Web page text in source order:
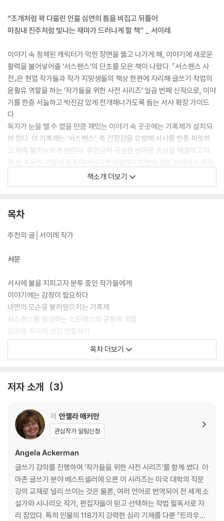
“조개처럼 꽉 다물린 인물 심연의 틈을 비집고 뒤틀어
마침내 진주처럼 빛나는 재미가 드러나게 할 책” _ 서이레
이야기 속 정체된 캐릭터가 막힌 장면을 뚫고 나가게 해, 이야기에 새로운
활력을 불어넣어줄 ‘서스펜스’의 단초를 모은 책이 나왔다. 『서스펜스 사
전』은 현업 작가들과 작가 지망생들의 책상 한편에 자리해 글쓰기 작업의
윤활유 역할을 하는 ‘작가들을 위한 사전 시리즈’ 일곱 번째 신작으로, 이야
기를 한층 서늘하고 박진감 있게 전개해나가도록 돕는 서사 확장 가이드
다.
독자가 눈을 뗄 수 없을 만큼 재밌는 이야기 속 곳곳에는 기폭제가 설치되
어 있다. 이 기폭제는 ‘서스펜스’, 즉 긴장감을 유발해 서사를 한층 짜릿하
고 예측 불가능하게 만든다. 주인공이 극심한 번아웃 증상을 해결하고자
몇 번 복용한 약물에 중독돼버린다면 어떨까? 최면에 걸린 상태에서 캐릭
터가 극비 정보를 누설한다면? 다양한 상황을 연출해 캐릭터를 궁지로 몰
아넣어 감정을 자극하면 이야기는 자연스레 다음 사건이나 장면으로 넘어
52가지 전략을 다방면으로 꼼꼼하게 제시한다. 감금, 고문, 빙의, 임신, 최
태를 숨기려는 행동과 그러다 벌어질 법한 최악의 상황 수십 가지를 구체
한 단계 끌어올릴 유용한 팁처럼 실용적인 내용도 빠질 수 없다. 그뿐만 아
니라 이야기에 감정이 필요한 이유, 내면의 모순을 불러일으키는 법, 기폭
제를 심을 최적의 위치 등 서사를 탄탄하게 형성하는 데 반드시 필요한 기
본기 설명도 함께 정리되어 있다. 어떤 명령도 순순히 따르고 항상 평화롭
기만 한 캐릭터는 독자를 매혹할 수 없다. 독자를 이야기의 마지막까지 끌
고 가는 진정한 힘은 숨 막히는 갈등 상황에서 나온다. 지금 쓰고 있는 이야
기가 막다른 골목에 다다라 돌파구가 필요하다면, 너무 뻔한 스토리 전략
책소개 더보기
목차
추천의 글│서이레 작가
서문
서사에 불을 지피고자 분투 중인 작가들에게
이야기에는 감정이 필요하다
내면의 모순을 불러일으키는 기폭제
서스펜스를 형성하는 스트레스의 긍정적 역할
감정을 자극해 성장 연출하기
캐릭터를 움직여 서사 구조 강화하기
위기 상황으로 극적 긴장감 자아내기
평정심을 무너뜨리는 고통
질환을 다룰 때 주의할 점
작가들을 위한 마지막 제언
서스펜스 유형
감각 과부하/감금/강박/경쟁/고립/고문/고통/공황 발작/과잉 행동/굶주
림/궁지에 몰림/금단현상/기만/더위/만성 통증/매혹/무기력/방향감각
상실/번아웃/부상/불안정/빙의/사별/사춘기/세뇌/수면 부족/숙취/스트
레스/신체 질환 및 장애/압박감/영양실조/우유부단/위험/인지 편향/인지
목차 더보기
저자 소개 3
저 안젤라 애커만
관심작가 알림신청
Angela Ackerman
글쓰기 강의를 진행하며 ‘작가들을 위한 사전 시리즈’를 함께 썼다. 아
마존 글쓰기 분야 베스트셀러에 오른 이 시리즈는 미국 대학의 작문
강의 교재로 널리 쓰이는 것은 물론, 여러 언어로 번역되어 전 세계 소
설가와 시나리오 작가, 편집자들이 믿고 선택하는 작법 필독서로 자
리 잡았다. 특히 인물의 118가지 강력한 심리 기제를 다룬 『트라우마